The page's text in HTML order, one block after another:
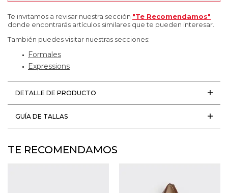
Te invitamos a revisar nuestra sección "Te Recomendamos"
donde encontrarás artículos similares que te pueden interesar.
También puedes visitar nuestras secciones:
Formales
Expressions
DETALLE DE PRODUCTO
GUÍA DE TALLAS
TE RECOMENDAMOS